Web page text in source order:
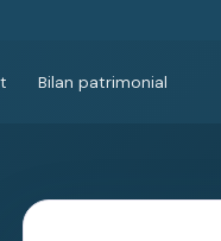
Bilan patrimonial